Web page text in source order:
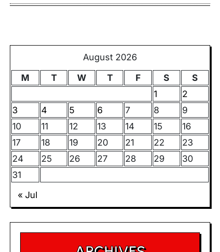
August 2026
M
T W T F S
S
1
2
3
4 5 6 7 8
9
10
11 12 13 14 15
16
17
18 19 20 21 22
23
24
25 26 27 28 29
30
31
« Jul